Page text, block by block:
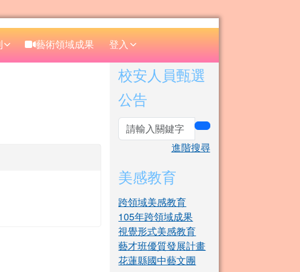
藝術領域成果 登入
右邊區域內容
校安人員甄選
公告
search
進階搜尋
美感教育
跨領域美感教育
105年跨領域成果
視覺形式美感教育
藝才班優質發展計畫
花蓮縣國中藝文團